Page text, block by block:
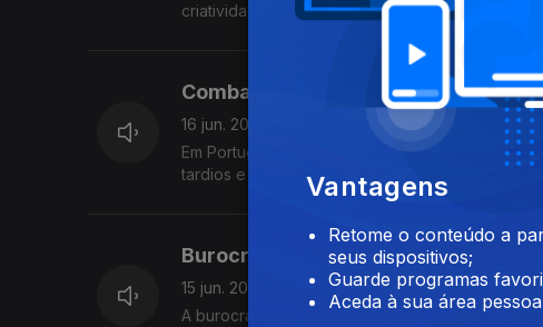
criatividade, descobrimos como esta arte
Combater a dor
16 jun. 2026
Em Portugal, milhares de pessoas vivem com
tardios e tratamentos exigentes. A ciência
Burocracia
15 jun. 2026
A burocracia é a arte de tornar o possível,
Vantagens
Retome o conteúdo a
seus dispositivos;
Guarde programas
Aceda à sua área